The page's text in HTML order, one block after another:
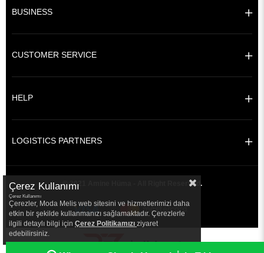
BUSINESS
CUSTOMER SERVICE
HELP
LOGISTICS PARTNERS
© 2021 Amine Hüma - All Right Reserved.
|
Çerez Kullanımı
Çerez Kullanımı
Çerezler, Moda Melis web sitesini ve hizmetlerimizi daha
etkin bir şekilde kullanmanızı sağlamaktadır. Çerezlerle
ilgili detaylı bilgi için Çerez Politikamızı ziyaret
edebilirsiniz.